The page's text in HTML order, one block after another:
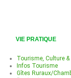
VIE PRATIQUE
Tourisme, Culture
Infos Tourisme
Gîtes Ruraux/